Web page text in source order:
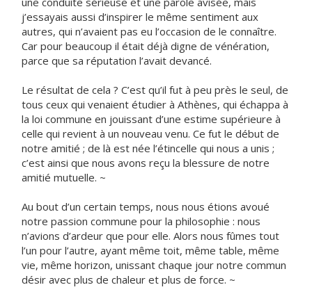
j’essayais aussi d’inspirer le même sentiment aux
autres, qui n’avaient pas eu l’occasion de le connaître.
Car pour beaucoup il était déjà digne de vénération,
parce que sa réputation l’avait devancé.
Le résultat de cela ? C’est qu’il fut à peu près le seul, de
tous ceux qui venaient étudier à Athènes, qui échappa à
la loi commune en jouissant d’une estime supérieure à
celle qui revient à un nouveau venu. Ce fut le début de
notre amitié ; de là est née l’étincelle qui nous a unis ;
c’est ainsi que nous avons reçu la blessure de notre
amitié mutuelle. ~
Au bout d’un certain temps, nous nous étions avoué
notre passion commune pour la philosophie : nous
n’avions d’ardeur que pour elle. Alors nous fûmes tout
l’un pour l’autre, ayant même toit, même table, même
vie, même horizon, unissant chaque jour notre commun
désir avec plus de chaleur et plus de force. ~